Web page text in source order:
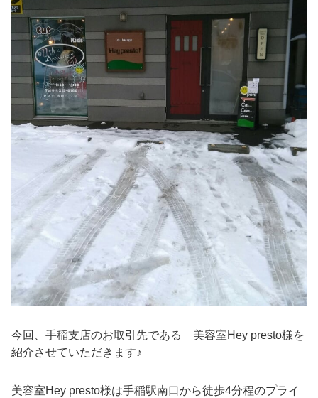
今回、手稲支店のお取引先である 美容室Hey presto様を
紹介させていただきます♪
美容室Hey presto様は手稲駅南口から徒歩4分程のプライ